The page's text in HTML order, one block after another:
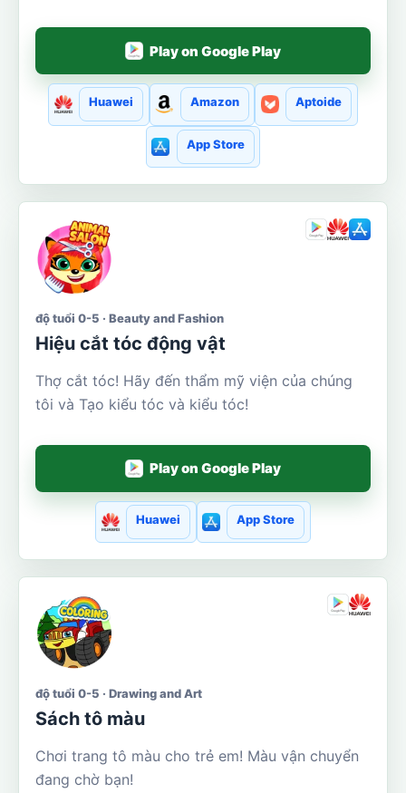
Play on Google Play
Huawei Amazon Aptoide
App Store
độ tuổi 0-5 · Beauty and Fashion
Hiệu cắt tóc động vật
Thợ cắt tóc! Hãy đến thẩm mỹ viện của chúng
tôi và Tạo kiểu tóc và kiểu tóc!
Play on Google Play
Huawei App Store
độ tuổi 0-5 · Drawing and Art
Sách tô màu
Chơi trang tô màu cho trẻ em! Màu vận chuyển
đang chờ bạn!